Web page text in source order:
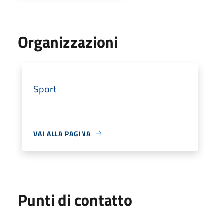
Organizzazioni
Sport
VAI ALLA PAGINA
Punti di contatto